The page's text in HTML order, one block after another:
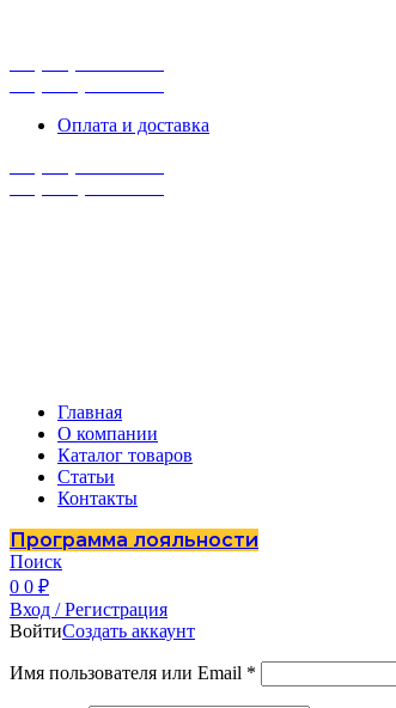
Оплата и доставка
Главная
О компании
Каталог товаров
Статьи
Контакты
Программа лояльности
Поиск
0 0 ₽
Вход / Регистрация
ВойтиСоздать аккаунт
Имя пользователя или Email *